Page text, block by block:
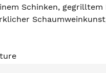
Schinken, gegrilltem